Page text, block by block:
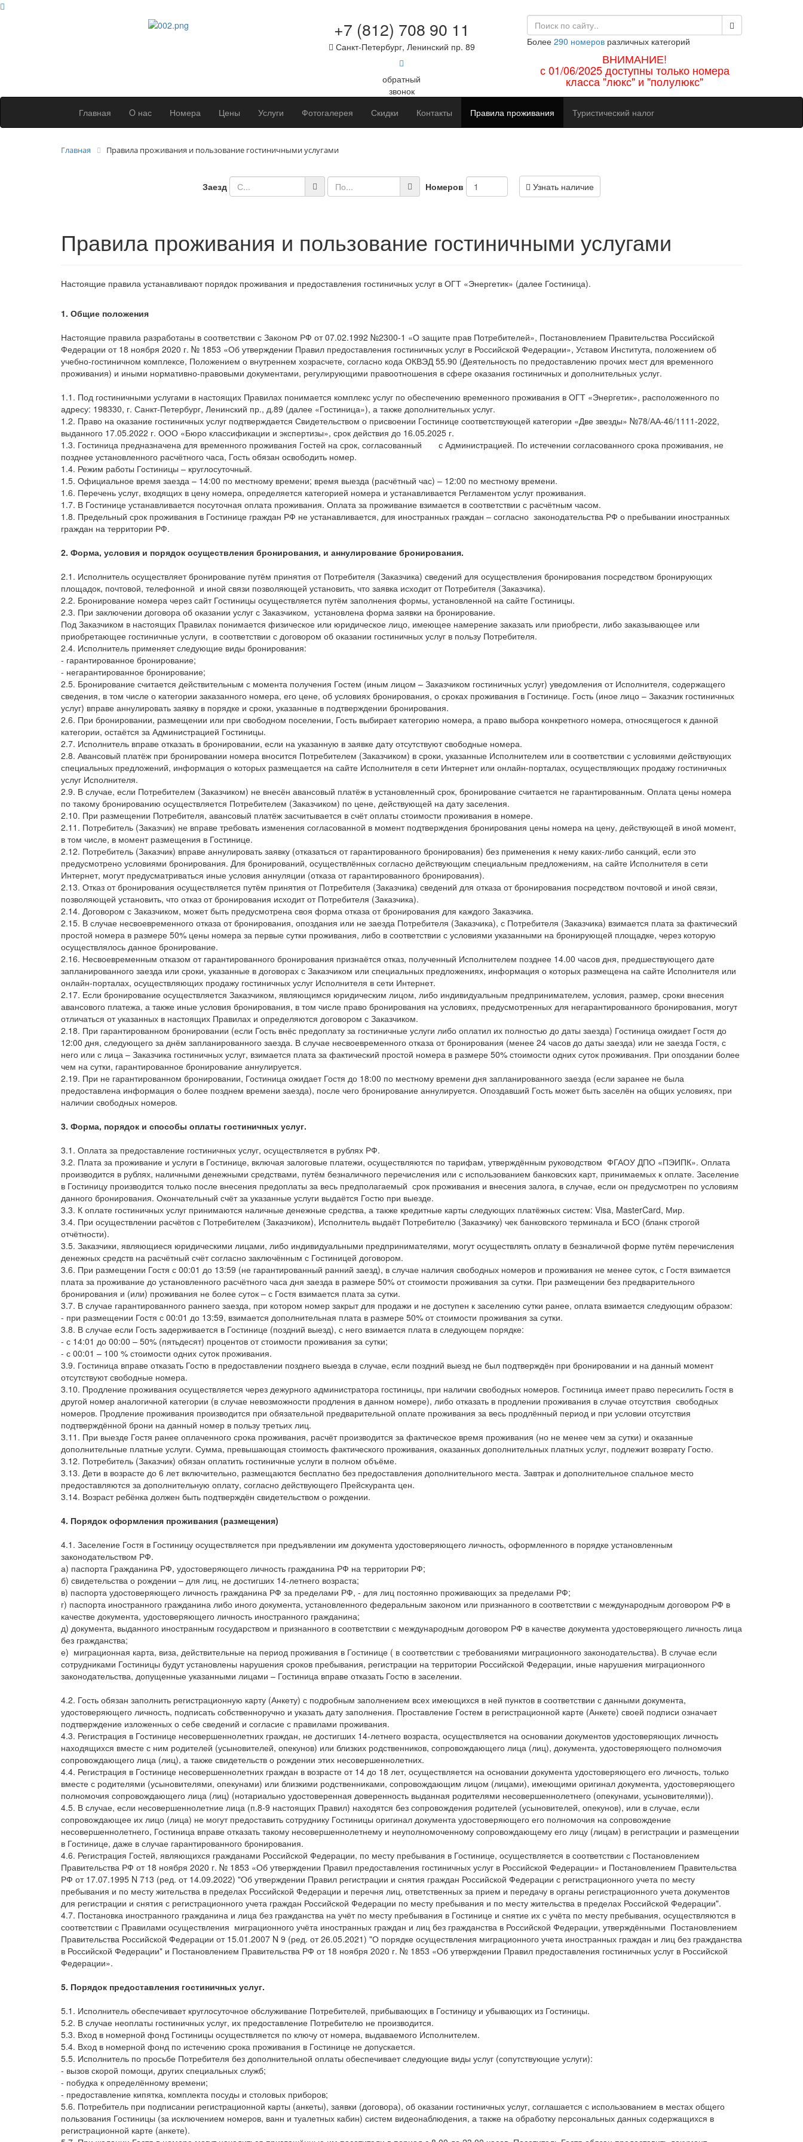
+7 (812) 708 90 11
Санкт-Петербург, Ленинский пр. 89
обратный
звонок
Более 290 номеров различных категорий
ВНИМАНИЕ!
с 01/06/2025 доступны только номера
класса "люкс" и "полулюкс"
Главная O нас Номера Цены Услуги Фотогалерея Скидки Контакты Правила проживания Туристический налог
Главная Правила проживания и пользование гостиничными услугами
Заезд Номеров Узнать наличие
Правила проживания и пользование гостиничными услугами
Настоящие правила устанавливают порядок проживания и предоставления гостиничных услуг в ОГТ «Энергетик» (далее Гостиница).
1. Общие положения
Настоящие правила разработаны в соответствии с Законом РФ от 07.02.1992 №2300-1 «О защите прав Потребителей», Постановлением Правительства Российской
Федерации от 18 ноября 2020 г. № 1853 «Об утверждении Правил предоставления гостиничных услуг в Российской Федерации», Уставом Института, положением об
учебно-гостиничном комплексе, Положением о внутреннем хозрасчете, согласно кода ОКВЭД 55.90 (Деятельность по предоставлению прочих мест для временного
проживания) и иными нормативно-правовыми документами, регулирующими правоотношения в сфере оказания гостиничных и дополнительных услуг.
1.1. Под гостиничными услугами в настоящих Правилах понимается комплекс услуг по обеспечению временного проживания в ОГТ «Энергетик», расположенного по
адресу: 198330, г. Санкт-Петербург, Ленинский пр., д.89 (далее «Гостиница»), а также дополнительных услуг.
1.2. Право на оказание гостиничных услуг подтверждается Свидетельством о присвоении Гостинице соответствующей категории «Две звезды» №78/АА-46/1111-2022,
выданного 17.05.2022 г. ООО «Бюро классификации и экспертизы», срок действия до 16.05.2025 г.
1.3. Гостиница предназначена для временного проживания Гостей на срок, согласованный с Администрацией. По истечении согласованного срока проживания, не
позднее установленного расчётного часа, Гость обязан освободить номер.
1.4. Режим работы Гостиницы – круглосуточный.
1.5. Официальное время заезда – 14:00 по местному времени; время выезда (расчётный час) – 12:00 по местному времени.
1.6. Перечень услуг, входящих в цену номера, определяется категорией номера и устанавливается Регламентом услуг проживания.
1.7. В Гостинице устанавливается посуточная оплата проживания. Оплата за проживание взимается в соответствии с расчётным часом.
1.8. Предельный срок проживания в Гостинице граждан РФ не устанавливается, для иностранных граждан – согласно законодательства РФ о пребывании иностранных
граждан на территории РФ.
2. Форма, условия и порядок осуществления бронирования, и аннулирование бронирования.
2.1. Исполнитель осуществляет бронирование путём принятия от Потребителя (Заказчика) сведений для осуществления бронирования посредством бронирующих
площадок, почтовой, телефонной и иной связи позволяющей установить, что заявка исходит от Потребителя (Заказчика).
2.2. Бронирование номера через сайт Гостиницы осуществляется путём заполнения формы, установленной на сайте Гостиницы.
2.3. При заключении договора об оказании услуг с Заказчиком, установлена форма заявки на бронирование.
Под Заказчиком в настоящих Правилах понимается физическое или юридическое лицо, имеющее намерение заказать или приобрести, либо заказывающее или
приобретающее гостиничные услуги, в соответствии с договором об оказании гостиничных услуг в пользу Потребителя.
2.4. Исполнитель применяет следующие виды бронирования:
- гарантированное бронирование;
- негарантированное бронирование;
2.5. Бронирование считается действительным с момента получения Гостем (иным лицом – Заказчиком гостиничных услуг) уведомления от Исполнителя, содержащего
сведения, в том числе о категории заказанного номера, его цене, об условиях бронирования, о сроках проживания в Гостинице. Гость (иное лицо – Заказчик гостиничных
услуг) вправе аннулировать заявку в порядке и сроки, указанные в подтверждении бронирования.
2.6. При бронировании, размещении или при свободном поселении, Гость выбирает категорию номера, а право выбора конкретного номера, относящегося к данной
категории, остаётся за Администрацией Гостиницы.
2.7. Исполнитель вправе отказать в бронировании, если на указанную в заявке дату отсутствуют свободные номера.
2.8. Авансовый платёж при бронировании номера вносится Потребителем (Заказчиком) в сроки, указанные Исполнителем или в соответствии с условиями действующих
специальных предложений, информация о которых размещается на сайте Исполнителя в сети Интернет или онлайн-порталах, осуществляющих продажу гостиничных
услуг Исполнителя.
2.9. В случае, если Потребителем (Заказчиком) не внесён авансовый платёж в установленный срок, бронирование считается не гарантированным. Оплата цены номера
по такому бронированию осуществляется Потребителем (Заказчиком) по цене, действующей на дату заселения.
2.10. При размещении Потребителя, авансовый платёж засчитывается в счёт оплаты стоимости проживания в номере.
2.11. Потребитель (Заказчик) не вправе требовать изменения согласованной в момент подтверждения бронирования цены номера на цену, действующей в иной момент,
в том числе, в момент размещения в Гостинице.
2.12. Потребитель (Заказчик) вправе аннулировать заявку (отказаться от гарантированного бронирования) без применения к нему каких-либо санкций, если это
предусмотрено условиями бронирования. Для бронирований, осуществлённых согласно действующим специальным предложениям, на сайте Исполнителя в сети
Интернет, могут предусматриваться иные условия аннуляции (отказа от гарантированного бронирования).
2.13. Отказ от бронирования осуществляется путём принятия от Потребителя (Заказчика) сведений для отказа от бронирования посредством почтовой и иной связи,
позволяющей установить, что отказ от бронирования исходит от Потребителя (Заказчика).
2.14. Договором с Заказчиком, может быть предусмотрена своя форма отказа от бронирования для каждого Заказчика.
2.15. В случае несвоевременного отказа от бронирования, опоздания или не заезда Потребителя (Заказчика), с Потребителя (Заказчика) взимается плата за фактический
простой номера в размере 50% цены номера за первые сутки проживания, либо в соответствии с условиями указанными на бронирующей площадке, через которую
осуществлялось данное бронирование.
2.16. Несвоевременным отказом от гарантированного бронирования признаётся отказ, полученный Исполнителем позднее 14.00 часов дня, предшествующего дате
запланированного заезда или сроки, указанные в договорах с Заказчиком или специальных предложениях, информация о которых размещена на сайте Исполнителя или
онлайн-порталах, осуществляющих продажу гостиничных услуг Исполнителя в сети Интернет.
2.17. Если бронирование осуществляется Заказчиком, являющимся юридическим лицом, либо индивидуальным предпринимателем, условия, размер, сроки внесения
авансового платежа, а также иные условия бронирования, в том числе право бронирования на условиях, предусмотренных для негарантированного бронирования, могут
отличаться от указанных в настоящих Правилах и определяются договором с Заказчиком.
2.18. При гарантированном бронировании (если Гость внёс предоплату за гостиничные услуги либо оплатил их полностью до даты заезда) Гостиница ожидает Гостя до
12:00 дня, следующего за днём запланированного заезда. В случае несвоевременного отказа от бронирования (менее 24 часов до даты заезда) или не заезда Гостя, с
него или с лица – Заказчика гостиничных услуг, взимается плата за фактический простой номера в размере 50% стоимости одних суток проживания. При опоздании более
чем на сутки, гарантированное бронирование аннулируется.
2.19. При не гарантированном бронировании, Гостиница ожидает Гостя до 18:00 по местному времени дня запланированного заезда (если заранее не была
предоставлена информация о более позднем времени заезда), после чего бронирование аннулируется. Опоздавший Гость может быть заселён на общих условиях, при
наличии свободных номеров.
3. Форма, порядок и способы оплаты гостиничных услуг.
3.1. Оплата за предоставление гостиничных услуг, осуществляется в рублях РФ.
3.2. Плата за проживание и услуги в Гостинице, включая залоговые платежи, осуществляются по тарифам, утверждённым руководством ФГАОУ ДПО «ПЭИПК». Оплата
производится в рублях, наличными денежными средствами, путём безналичного перечисления или с использованием банковских карт, принимаемых к оплате. Заселение
в Гостиницу производится только после внесения предоплаты за весь предполагаемый срок проживания и внесения залога, в случае, если он предусмотрен по условиям
данного бронирования. Окончательный счёт за указанные услуги выдаётся Гостю при выезде.
3.3. К оплате гостиничных услуг принимаются наличные денежные средства, а также кредитные карты следующих платёжных систем: Visa, MasterCard, Мир.
3.4. При осуществлении расчётов с Потребителем (Заказчиком), Исполнитель выдаёт Потребителю (Заказчику) чек банковского терминала и БСО (бланк строгой
отчётности).
3.5. Заказчики, являющиеся юридическими лицами, либо индивидуальными предпринимателями, могут осуществлять оплату в безналичной форме путём перечисления
денежных средств на расчётный счёт согласно заключённым с Гостиницей договором.
3.6. При размещении Гостя с 00:01 до 13:59 (не гарантированный ранний заезд), в случае наличия свободных номеров и проживания не менее суток, с Гостя взимается
плата за проживание до установленного расчётного часа дня заезда в размере 50% от стоимости проживания за сутки. При размещении без предварительного
бронирования и (или) проживания не более суток – с Гостя взимается плата за сутки.
3.7. В случае гарантированного раннего заезда, при котором номер закрыт для продажи и не доступен к заселению сутки ранее, оплата взимается следующим образом:
- при размещении Гостя с 00:01 до 13:59, взимается дополнительная плата в размере 50% от стоимости проживания за сутки.
3.8. В случае если Гость задерживается в Гостинице (поздний выезд), с него взимается плата в следующем порядке:
- с 14:01 до 00:00 – 50% (пятьдесят) процентов от стоимости проживания за сутки;
- с 00:01 – 100 % стоимости одних суток проживания.
3.9. Гостиница вправе отказать Гостю в предоставлении позднего выезда в случае, если поздний выезд не был подтверждён при бронировании и на данный момент
отсутствуют свободные номера.
3.10. Продление проживания осуществляется через дежурного администратора гостиницы, при наличии свободных номеров. Гостиница имеет право пересилить Гостя в
другой номер аналогичной категории (в случае невозможности продления в данном номере), либо отказать в продлении проживания в случае отсутствия свободных
номеров. Продление проживания производится при обязательной предварительной оплате проживания за весь продлённый период и при условии отсутствия
подтверждённой брони на данный номер в пользу третьих лиц.
3.11. При выезде Гостя ранее оплаченного срока проживания, расчёт производится за фактическое время проживания (но не менее чем за сутки) и оказанные
дополнительные платные услуги. Сумма, превышающая стоимость фактического проживания, оказанных дополнительных платных услуг, подлежит возврату Гостю.
3.12. Потребитель (Заказчик) обязан оплатить гостиничные услуги в полном объёме.
3.13. Дети в возрасте до 6 лет включительно, размещаются бесплатно без предоставления дополнительного места. Завтрак и дополнительное спальное место
предоставляются за дополнительную оплату, согласно действующего Прейскуранта цен.
3.14. Возраст ребёнка должен быть подтверждён свидетельством о рождении.
4. Порядок оформления проживания (размещения)
4.1. Заселение Гостя в Гостиницу осуществляется при предъявлении им документа удостоверяющего личность, оформленного в порядке установленным
законодательством РФ.
а) паспорта Гражданина РФ, удостоверяющего личность гражданина РФ на территории РФ;
б) свидетельства о рождении – для лиц, не достигших 14-летнего возраста;
в) паспорта удостоверяющего личность гражданина РФ за пределами РФ, - для лиц постоянно проживающих за пределами РФ;
г) паспорта иностранного гражданина либо иного документа, установленного федеральным законом или признанного в соответствии с международным договором РФ в
качестве документа, удостоверяющего личность иностранного гражданина;
д) документа, выданного иностранным государством и признанного в соответствии с международным договором РФ в качестве документа удостоверяющего личность лица
без гражданства;
е) миграционная карта, виза, действительные на период проживания в Гостинице ( в соответствии с требованиями миграционного законодательства). В случае если
сотрудниками Гостиницы будут установлены нарушения сроков пребывания, регистрации на территории Российской Федерации, иные нарушения миграционного
законодательства, допущенные указанными лицами – Гостиница вправе отказать Гостю в заселении.
4.2. Гость обязан заполнить регистрационную карту (Анкету) с подробным заполнением всех имеющихся в ней пунктов в соответствии с данными документа,
удостоверяющего личность, подписать собственноручно и указать дату заполнения. Проставление Гостем в регистрационной карте (Анкете) своей подписи означает
подтверждение изложенных о себе сведений и согласие с правилами проживания.
4.3. Регистрация в Гостинице несовершеннолетних граждан, не достигших 14-летнего возраста, осуществляется на основании документов удостоверяющих личность
находящихся вместе с ним родителей (усыновителей, опекунов) или близких родственников, сопровождающего лица (лиц), документа, удостоверяющего полномочия
сопровождающего лица (лиц), а также свидетельств о рождении этих несовершеннолетних.
4.4. Регистрация в Гостинице несовершеннолетних граждан в возрасте от 14 до 18 лет, осуществляется на основании документа удостоверяющего его личность, только
вместе с родителями (усыновителями, опекунами) или близкими родственниками, сопровождающим лицом (лицами), имеющими оригинал документа, удостоверяющего
полномочия сопровождающего лица (лиц) (нотариально удостоверенная доверенность выданная родителями несовершеннолетнего (опекунами, усыновителями)).
4.5. В случае, если несовершеннолетние лица (п.8-9 настоящих Правил) находятся без сопровождения родителей (усыновителей, опекунов), или в случае, если
сопровождающее их лицо (лица) не могут предоставить сотруднику Гостиницы оригинал документа удостоверяющего его полномочия на сопровождение
несовершеннолетнего, Гостиница вправе отказать такому несовершеннолетнему и неуполномоченному сопровождающему его лицу (лицам) в регистрации и размещении
в Гостинице, даже в случае гарантированного бронирования.
4.6. Регистрация Гостей, являющихся гражданами Российской Федерации, по месту пребывания в Гостинице, осуществляется в соответствии с Постановлением
Правительства РФ от 18 ноября 2020 г. № 1853 «Об утверждении Правил предоставления гостиничных услуг в Российской Федерации» и Постановлением Правительства
РФ от 17.07.1995 N 713 (ред. от 14.09.2022) "Об утверждении Правил регистрации и снятия граждан Российской Федерации с регистрационного учета по месту
пребывания и по месту жительства в пределах Российской Федерации и перечня лиц, ответственных за прием и передачу в органы регистрационного учета документов
для регистрации и снятия с регистрационного учета граждан Российской Федерации по месту пребывания и по месту жительства в пределах Российской Федерации".
4.7. Постановка иностранного гражданина и лица без гражданства на учёт по месту пребывания в Гостинице и снятие их с учёта по месту пребывания, осуществляются в
соответствии с Правилами осуществления миграционного учёта иностранных граждан и лиц без гражданства в Российской Федерации, утверждёнными Постановлением
Правительства Российской Федерации от 15.01.2007 N 9 (ред. от 26.05.2021) "О порядке осуществления миграционного учета иностранных граждан и лиц без гражданства
в Российской Федерации" и Постановлением Правительства РФ от 18 ноября 2020 г. № 1853 «Об утверждении Правил предоставления гостиничных услуг в Российской
Федерации».
5. Порядок предоставления гостиничных услуг.
5.1. Исполнитель обеспечивает круглосуточное обслуживание Потребителей, прибывающих в Гостиницу и убывающих из Гостиницы.
5.2. В случае неоплаты гостиничных услуг, их предоставление Потребителю не производится.
5.3. Вход в номерной фонд Гостиницы осуществляется по ключу от номера, выдаваемого Исполнителем.
5.4. Вход в номерной фонд по истечению срока проживания в Гостинице не допускается.
5.5. Исполнитель по просьбе Потребителя без дополнительной оплаты обеспечивает следующие виды услуг (сопутствующие услуги):
- вызов скорой помощи, других специальных служб;
- побудка к определённому времени;
- предоставление кипятка, комплекта посуды и столовых приборов;
5.6. Потребитель при подписании регистрационной карты (анкеты), заявки (договора), об оказании гостиничных услуг, соглашается с использованием в местах общего
пользования Гостиницы (за исключением номеров, ванн и туалетных кабин) систем видеонаблюдения, а также на обработку персональных данных содержащихся в
регистрационной карте (анкете).